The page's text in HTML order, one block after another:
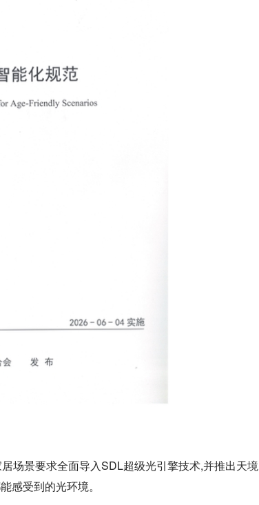
场景要求全面导入SDL超级光引擎技术,并推出天境
感受到的光环境。